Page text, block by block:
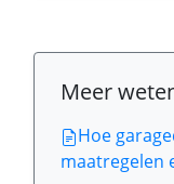
Meer
Hoe
maatregelen